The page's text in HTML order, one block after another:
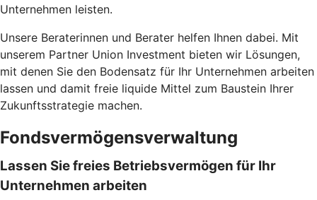
Unternehmen leisten.
Unsere Beraterinnen und Berater helfen Ihnen dabei. Mit
unserem Partner Union Investment bieten wir Lösungen,
mit denen Sie den Bodensatz für Ihr Unternehmen arbeiten
lassen und damit freie liquide Mittel zum Baustein Ihrer
Zukunftsstrategie machen.
Fondsvermögensverwaltung
Lassen Sie freies Betriebsvermögen für Ihr
Unternehmen arbeiten